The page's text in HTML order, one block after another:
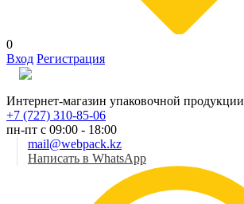
0
Вход Регистрация
Интернет-магазин упаковочной продукции
+7 (727) 310-85-06
пн-пт с 09:00 - 18:00
mail@webpack.kz
Написать в WhatsApp